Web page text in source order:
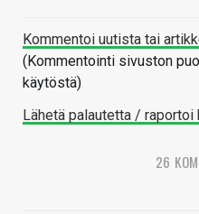
Kommentoi uutista tai
(Kommentointi sivuston
käytöstä)
Lähetä palautetta /
26